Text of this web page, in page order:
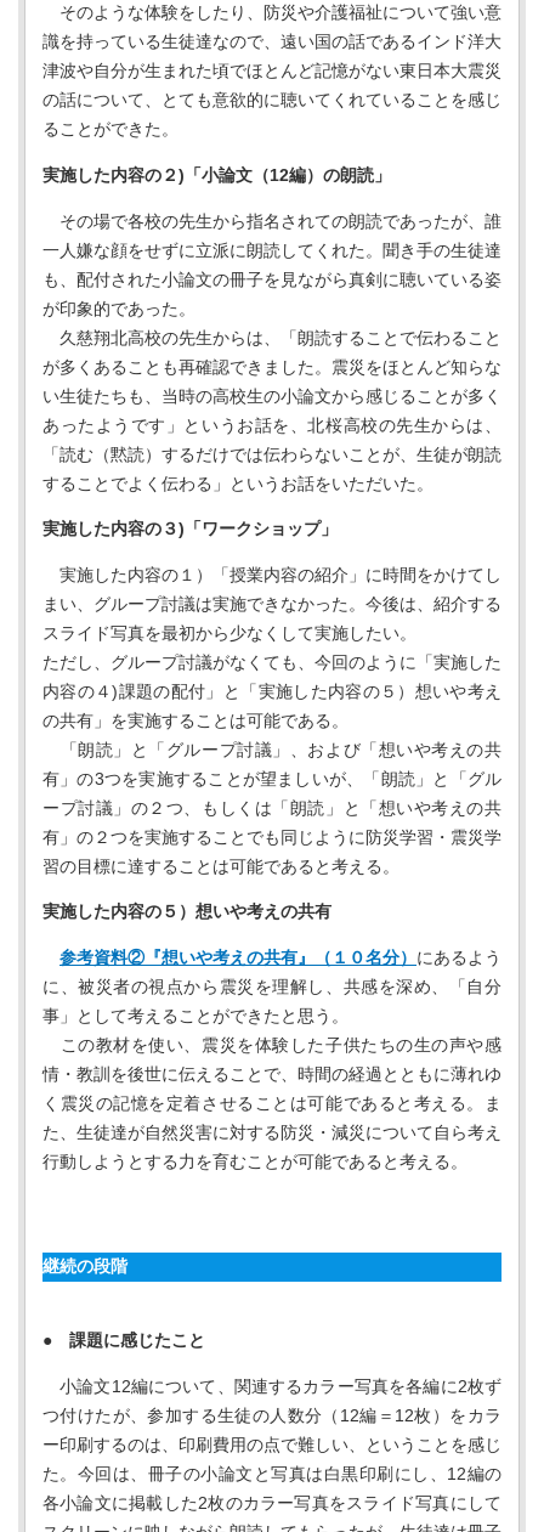
そのような体験をしたり、防災や介護福祉について強い意
識を持っている生徒達なので、遠い国の話であるインド洋大
津波や自分が生まれた頃でほとんど記憶がない東日本大震災
の話について、とても意欲的に聴いてくれていることを感じ
ることができた。
実施した内容の２)「小論文（12編）の朗読」
その場で各校の先生から指名されての朗読であったが、誰
一人嫌な顔をせずに立派に朗読してくれた。聞き手の生徒達
も、配付された小論文の冊子を見ながら真剣に聴いている姿
が印象的であった。
久慈翔北高校の先生からは、「朗読することで伝わること
が多くあることも再確認できました。震災をほとんど知らな
い生徒たちも、当時の高校生の小論文から感じることが多く
あったようです」というお話を、北桜高校の先生からは、
「読む（黙読）するだけでは伝わらないことが、生徒が朗読
することでよく伝わる」というお話をいただいた。
実施した内容の３)「ワークショップ」
実施した内容の１）「授業内容の紹介」に時間をかけてし
まい、グループ討議は実施できなかった。今後は、紹介する
スライド写真を最初から少なくして実施したい。
ただし、グループ討議がなくても、今回のように「実施した
内容の４)課題の配付」と「実施した内容の５）想いや考え
の共有」を実施することは可能である。
「朗読」と「グループ討議」、および「想いや考えの共
有」の3つを実施することが望ましいが、「朗読」と「グル
ープ討議」の２つ、もしくは「朗読」と「想いや考えの共
有」の２つを実施することでも同じように防災学習・震災学
習の目標に達することは可能であると考える。
実施した内容の５）想いや考えの共有
参考資料②『想いや考えの共有』（１０名分） にあるよう
に、被災者の視点から震災を理解し、共感を深め、「自分
事」として考えることができたと思う。
この教材を使い、震災を体験した子供たちの生の声や感
情・教訓を後世に伝えることで、時間の経過とともに薄れゆ
く震災の記憶を定着させることは可能であると考える。ま
た、生徒達が自然災害に対する防災・減災について自ら考え
行動しようとする力を育むことが可能であると考える。
継続の段階
● 課題に感じたこと
小論文12編について、関連するカラー写真を各編に2枚ず
つ付けたが、参加する生徒の人数分（12編＝12枚）をカラ
ー印刷するのは、印刷費用の点で難しい、ということを感じ
た。今回は、冊子の小論文と写真は白黒印刷にし、12編の
各小論文に掲載した2枚のカラー写真をスライド写真にして